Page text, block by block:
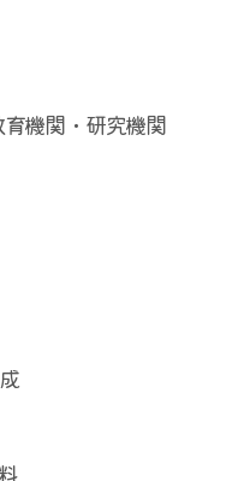
機関・研究機関